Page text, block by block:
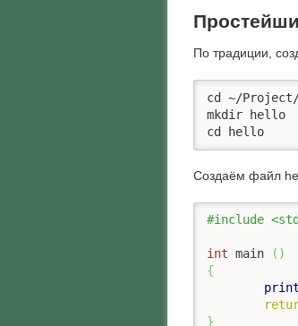
По традиции,
cd ~/Project/
mkdir hello
cd hello
Создаём файл
#include
int main ( )
{
}